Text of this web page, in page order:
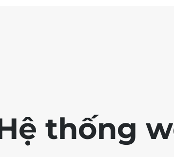
thống